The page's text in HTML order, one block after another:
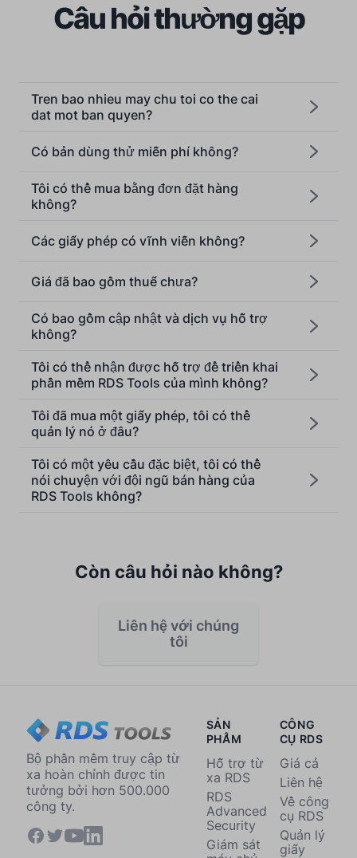
Câu hỏi thường gặp
Tren bao nhieu may chu toi co the cai
dat mot ban quyen?
Có bản dùng thử miễn phí không?
Tôi có thể mua bằng đơn đặt hàng
không?
Các giấy phép có vĩnh viễn không?
Giá đã bao gồm thuế chưa?
Có bao gồm cập nhật và dịch vụ hỗ trợ
không?
Tôi có thể nhận được hỗ trợ để triển khai
phần mềm RDS Tools của mình không?
Tôi đã mua một giấy phép, tôi có thể
quản lý nó ở đâu?
Tôi có một yêu cầu đặc biệt, tôi có thể
nói chuyện với đội ngũ bán hàng của
RDS Tools không?
Còn câu hỏi nào không?
Liên hệ với chúng
tôi
Bộ phần mềm truy cập từ
xa hoàn chỉnh được tin
tưởng bởi hơn 500.000
công ty.
SẢN
PHẨM
Hỗ trợ từ
xa RDS
RDS
Advanced
Security
Giám sát
CÔNG
CỤ RDS
Giá cả
Liên hệ
Về công
cụ RDS
Quản lý
giấy